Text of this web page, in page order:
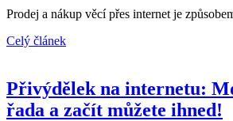
Prodej a nákup věcí přes internet je
Celý článek
Přivýdělek na internetu:
řada a začít můžete ihned!